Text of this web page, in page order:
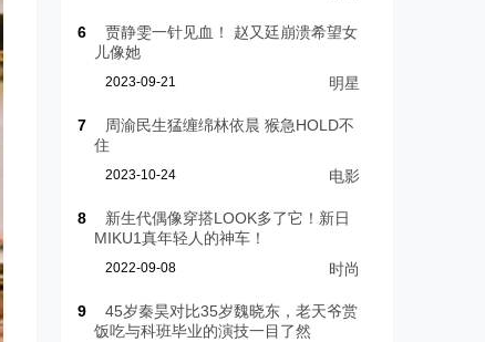
6
贾静雯一针见血！ 赵又廷崩溃希望女
儿像她
2023-09-21 明星
7
周渝民生猛缠绵林依晨 猴急HOLD不
住
2023-10-24 电影
8
新生代偶像穿搭LOOK多了它！新日
MIKU1真年轻人的神车！
2022-09-08 时尚
9
45岁秦昊对比35岁魏晓东，老天爷赏
饭吃与科班毕业的演技一目了然